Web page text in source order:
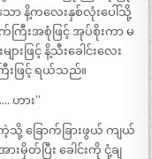
ာ နိ့ကလေးနှစ်လုံးပေါ်သို့
ကြီးအစုံဖြင့် အုပ်စိုးကာ မ
ဖြင့် နိ့သီးခေါင်းလေး
ြီးဖြင့် ရယ်သည်။
ဟား”
ခြောက်ခြားဖွယ် ကျယ်
မှိတ်ပြီး ခေါင်းကို ငုံ့ချ